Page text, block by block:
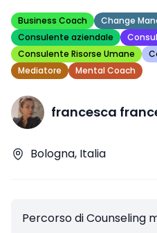
Business Coach Change
Consulente aziendale
Consulente Risorse Umane
Mediatore
Mental Coach
francesca
Bologna, Italia
Percorso di Counseling